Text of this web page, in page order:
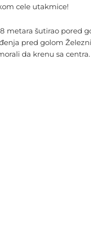
cele utakmice!
metara šutirao
pred golom
da krenu sa